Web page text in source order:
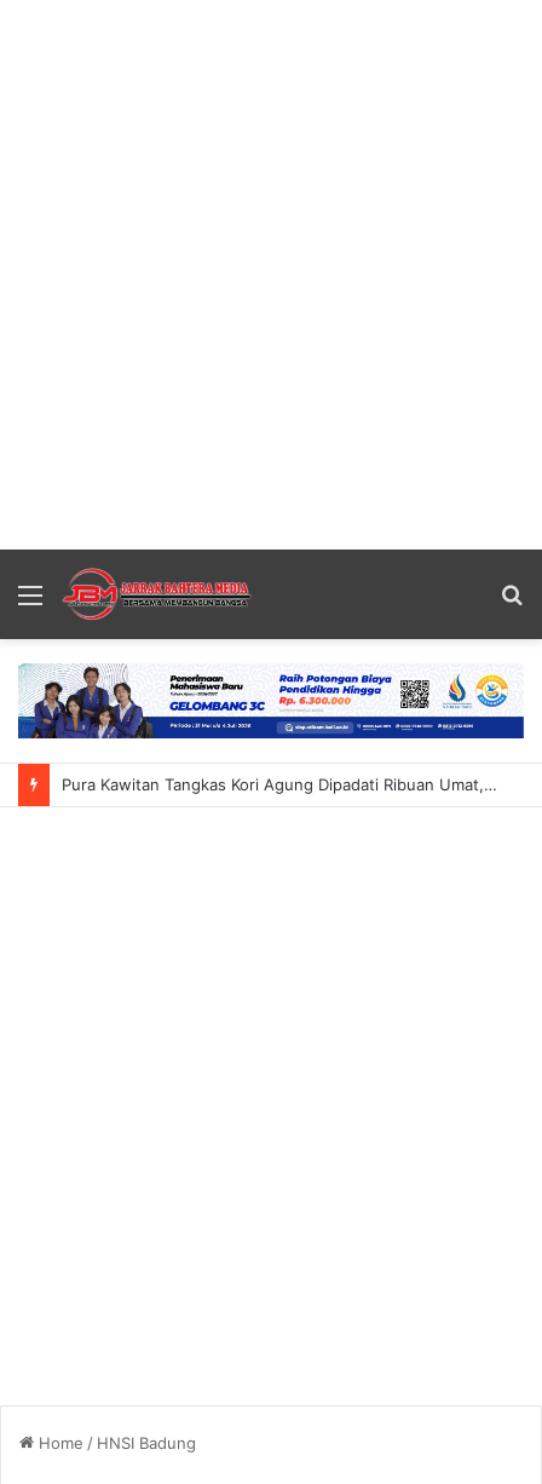
Menu
Pura Kawitan Tangkas Kori Agung Dipadati Ribuan Umat, Situasi Sempat Memanas
Home / HNSI Badung